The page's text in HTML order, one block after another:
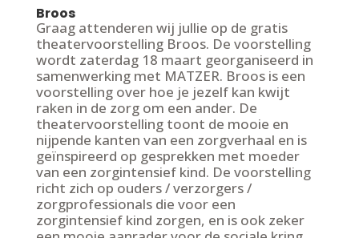
Broos
Graag attenderen wij jullie op de gratis
theatervoorstelling Broos. De voorstelling
wordt zaterdag 18 maart georganiseerd in
samenwerking met MATZER. Broos is een
voorstelling over hoe je jezelf kan kwijt
raken in de zorg om een ander. De
theatervoorstelling toont de mooie en
nijpende kanten van een zorgverhaal en is
geïnspireerd op gesprekken met moeder
van een zorgintensief kind. De voorstelling
richt zich op ouders / verzorgers /
zorgprofessionals die voor een
zorgintensief kind zorgen, en is ook zeker